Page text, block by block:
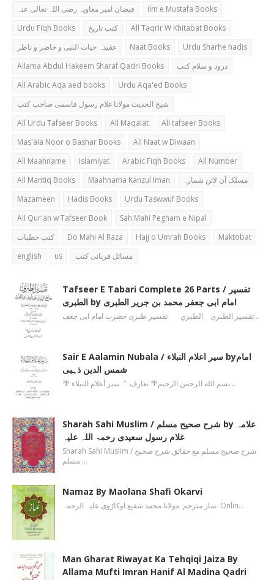
فیضان امیر معاویہ رضی اللہ تعالی عنہ
ilm e Mustafa Books
Urdu Fiqh Books
کتب تاریخ
All Taqrir W Khitabat Books
عقیدہ حیات النبی و حاضر و ناظر
Naat Books
Urdu Sharhe hadis
Allama Abdul Hakeem Sharaf Qadri Books
درود و سلام کتب
All Arabic Aqa'aed books
Urdu Aqa'ed Books
شیخ الحدیث مولانا غلام رسول قاسمی صاحب کتب
All Urdu Tafseer Books
All Maqalat
All tafseer Books
Mas'ala Noor o Bashar Books
All Naat w Diwaan
All Maahname
Islamiyat Arabic Fiqh Books
All Number
All Mantiq Books
Maahnama Kanzul Iman
مسلک آن لائن شمارہ
Mazameen
Hadis Books
Urdu Taswwuf Books
All Qur'an w Tafseer Book
Sah Mahi Pegham e Nipal
کتب خطبات
Do Mahi Al Raza Hajj o Umrah Books
Maktobat
english
us مسائل قربانی کتب
Tafseer E Tabari Complete 26 Parts / تفسیر
الطبری by امام ابی جعفر محمد بن جریر الطبری
تفسیر الطبری الطبري تفسیر طبری حضرت امام ابی جعف…
Sair E Aalamin Nubala / سیر اعلام النبلاء byامام
شمس الدین ذہبی
🌴 بسم الله الرحمن الرحیم🌴 تعارف ’’ سیر أعلام النبلاء…
Sharah Sahi Muslim / شرح صحیح مسلم by علامہ
غلام رسول سعیدی رحمۃ اللہ علیہ
Sharah Sahi Muslim / شرح صحیح مسلم مع حقائق شرح صحیح
مسلم …
Namaz By Maolana Shafi Okarvi
نماز مترجم مولانا محمد شفیع اوکاڑوی علیہ الرحمہ Onlin…
Man Gharat Riwayat Ka Tehqiqi Jaiza By
Allama Mufti Imran Hanif Al Madina Qadri